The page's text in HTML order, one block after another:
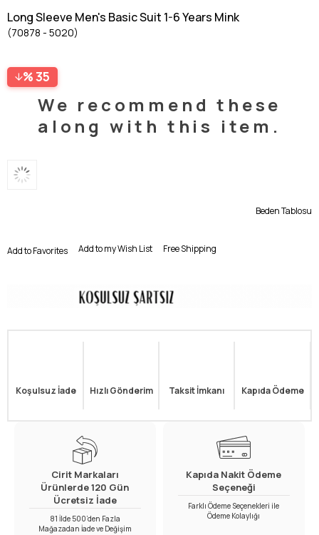
Long Sleeve Men's Basic Suit 1-6 Years Mink
(70878 - 5020)
35
We recommend these
along with this item.
Beden Tablosu
Add to Favorites Add to my Wish List Free Shipping
Koşulsuz İade Hızlı Gönderim Taksit İmkanı Kapıda Ödeme
Cirit Markaları
Ürünlerde 120 Gün
Ücretsiz İade
81 İlde 500’den Fazla
Mağazadan İade ve Değişim
Kapıda Nakit Ödeme
Seçeneği
Farklı Ödeme Seçenekleri ile
Ödeme Kolaylığı